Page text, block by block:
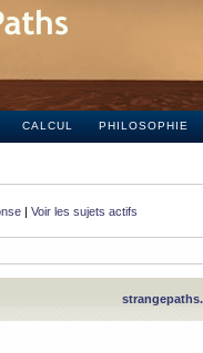
CALCUL PHILOSOPHIE
| Voir les sujets actifs